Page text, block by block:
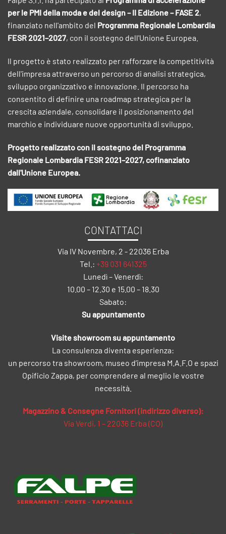
per le PMI della moda e del design – II Edizione – FASE 2,
finanziato nell'ambito del Programma Regionale Lombardia
FESR 2021–2027, con il sostegno dell'Unione Europea.
Il progetto è stato realizzato per rafforzare la competitività
dell'impresa attraverso un percorso di analisi strategica,
sviluppo organizzativo e innovazione. Il percorso ha
consentito di definire una roadmap strategica per la
crescita aziendale, consolidare il posizionamento del
marchio e individuare nuove opportunità di sviluppo.
Progetto realizzato con il sostegno del Programma
Regionale Lombardia FESR 2021–2027, cofinanziato
dall'Unione Europea.
CONTATTACI
Via IV Novembre, 2 - 22036 Erba
Tel.: +39 031 641325
Lunedì – Venerdì:
10.00 – 12.30 e 15.00 – 18.30
Sabato:
Su appuntamento
Visite showroom su appuntamento
La consulenza diventa esperienza:
un percorso tra showroom, museo d’impresa M.A.F.O e spazi
Opificio Zappa, per comprendere al meglio le vostre
necessità.
Magazzino & Consegne Fornitori (indirizzo diverso):
Via Verdi, 1 – 22036 Erba (CO)